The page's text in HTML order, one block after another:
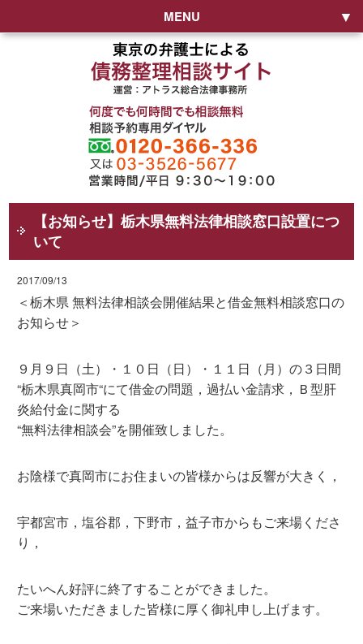
MENU
【お知らせ】栃木県無料法律相談窓口設置につ
いて
2017/09/13
＜栃木県 無料法律相談会開催結果と借金無料相談窓口の
お知らせ＞
９月９日（土）・１０日（日）・１１日（月）の３日間
“栃木県真岡市“にて借金の問題，過払い金請求，Ｂ型肝
炎給付金に関する
“無料法律相談会”を開催致しました。
お陰様で真岡市にお住まいの皆様からは反響が大きく，
宇都宮市，塩谷郡，下野市，益子市からもご来場くださ
り，
たいへん好評に終了することができました。
ご来場いただきました皆様に厚く御礼申し上げます。